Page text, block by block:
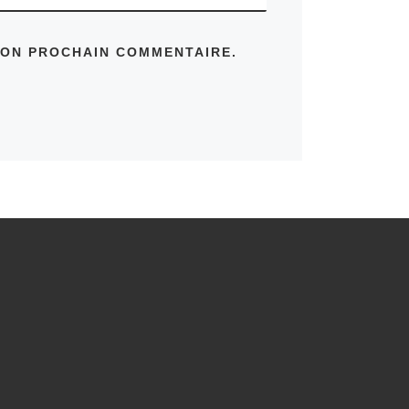
PROCHAIN COMMENTAIRE.